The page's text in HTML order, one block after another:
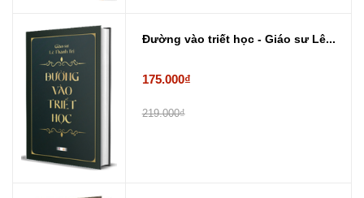
Đường vào triết học - Giáo sư Lê...
175.000₫
219.000₫